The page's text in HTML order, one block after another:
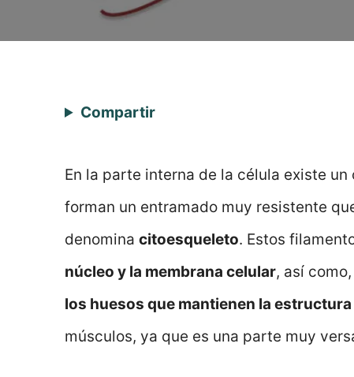
Compartir
En la parte interna de la célula existe un
forman un entramado muy resistente
denomina citoesqueleto. Estos
núcleo y la membrana celular, así
los huesos que mantienen la
músculos, ya que es una parte muy